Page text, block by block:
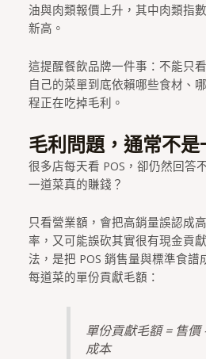
油與肉類報價上升，其中肉類指
新高。
這提醒餐飲品牌一件事：不能只
自己的菜單到底依賴哪些食材、
程正在吃掉毛利。
毛利問題，通常不
很多店每天看 POS，卻仍然回答
一道菜真的賺錢？
只看營業額，會把高銷量誤認成
率，又可能誤砍其實很有現金貢
法，是把 POS 銷售量與標準食譜
每道菜的單份貢獻毛額：
單份貢獻毛額 = 售價
成本